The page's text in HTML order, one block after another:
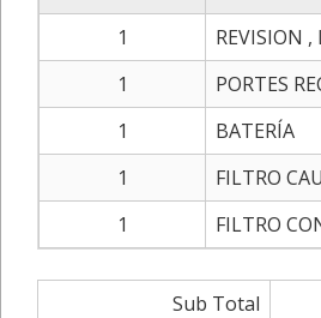
1
REVISION
1
PORTES
1
BATERÍA
1
FILTRO
1
FILTRO
Sub Total